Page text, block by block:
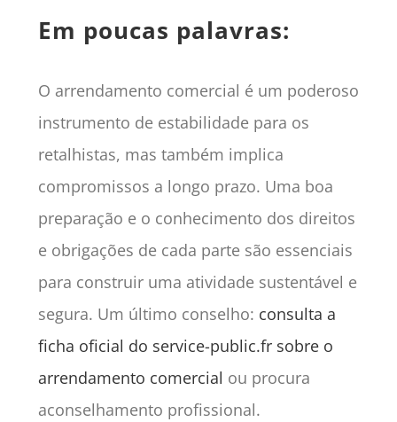
Em poucas palavras:
O arrendamento comercial é um poderoso
instrumento de estabilidade para os
retalhistas, mas também implica
compromissos a longo prazo. Uma boa
preparação e o conhecimento dos direitos
e obrigações de cada parte são essenciais
para construir uma atividade sustentável e
segura. Um último conselho: consulta a
ficha oficial do service-public.fr sobre o
arrendamento comercial ou procura
aconselhamento profissional.